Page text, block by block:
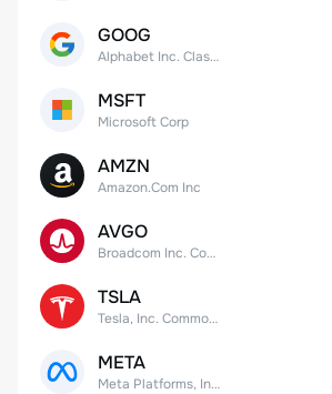
GOOG
Alphabet Inc. Class C Capital Stock
MSFT
Microsoft Corp
AMZN
Amazon.Com Inc
AVGO
Broadcom Inc. Common Stock
TSLA
Tesla, Inc. Common Stock
META
Meta Platforms, Inc. Class A Common Stock